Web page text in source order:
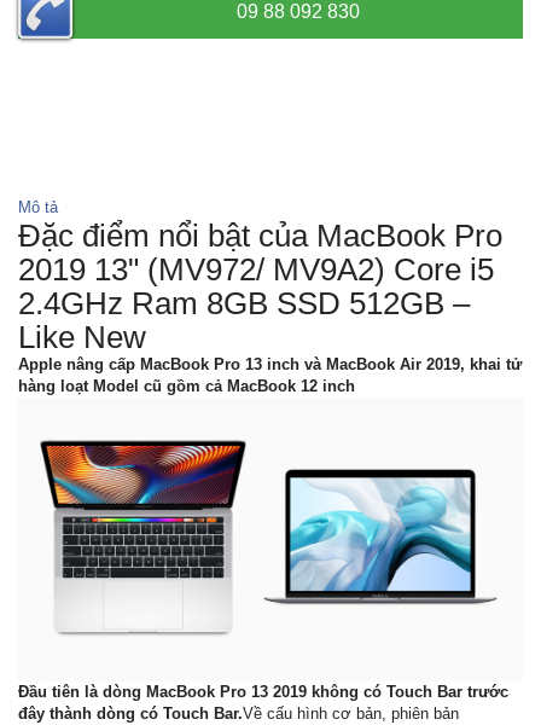
09 88 092 830
Mô tả
Đặc điểm nổi bật của MacBook Pro
2019 13" (MV972/ MV9A2) Core i5
2.4GHz Ram 8GB SSD 512GB –
Like New
Apple nâng cấp MacBook Pro 13 inch và MacBook Air 2019, khai tử
hàng loạt Model cũ gồm cả MacBook 12 inch
Đầu tiên là dòng MacBook Pro 13 2019 không có Touch Bar trước
đây thành dòng có Touch Bar.Về cấu hình cơ bản, phiên bản